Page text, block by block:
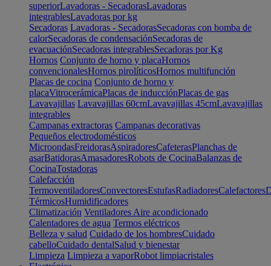
superiorLavadoras - SecadorasLavadoras
integrablesLavadoras por kg
Secadoras Lavadoras - SecadorasSecadoras con bomba de
calorSecadoras de condensaciónSecadoras de
evacuaciónSecadoras integrablesSecadoras por Kg
Hornos Conjunto de horno y placaHornos
convencionalesHornos pirolíticosHornos multifunción
Placas de cocina Conjunto de horno y
placaVitrocerámicaPlacas de inducciónPlacas de gas
Lavavajillas Lavavajillas 60cmLavavajillas 45cmLavavajillas
integrables
Campanas extractoras Campanas decorativas
Pequeños electrodomésticos
MicroondasFreidorasAspiradoresCafeterasPlanchas de
asarBatidorasAmasadoresRobots de CocinaBalanzas de
CocinaTostadoras
Calefacción
TermoventiladoresConvectoresEstufasRadiadoresCalefactores
TérmicosHumidificadores
Climatización Ventiladores Aire acondicionado
Calentadores de agua Termos eléctricos
Belleza y salud Cuidado de los hombresCuidado
cabelloCuidado dentalSalud y bienestar
Limpieza Limpieza a vaporRobot limpiacristales